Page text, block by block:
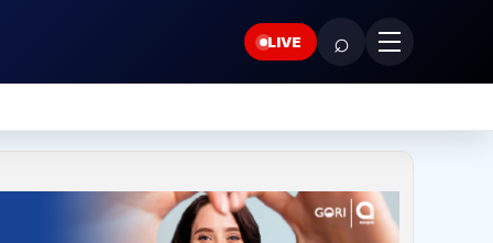
LIVE ⌕